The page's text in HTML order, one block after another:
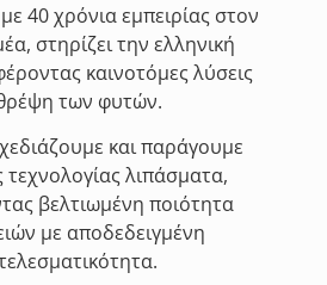
με 40 χρόνια εμπειρίας στον
στηρίζει την ελληνική
καινοτόμες λύσεις
των φυτών.
και παράγουμε
λιπάσματα,
βελτιωμένη ποιότητα
με αποδεδειγμένη